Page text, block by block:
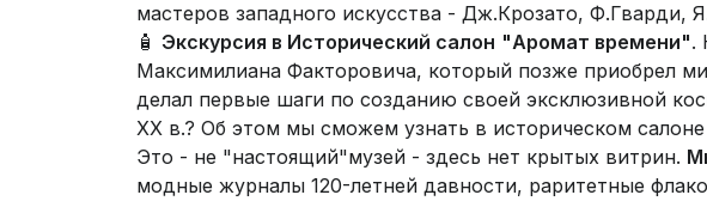
мастеров западного искусства - Дж.Крозато, Ф.Гварди,
🧴 Экскурсия в Исторический салон "Аромат времени".
Максимилиана Факторовича, который позже приобрел
делал первые шаги по созданию своей эксклюзивной
ХХ в.? Об этом мы сможем узнать в историческом
Это - не "настоящий"музей - здесь нет крытых витрин.
модные журналы 120-летней давности, раритетные